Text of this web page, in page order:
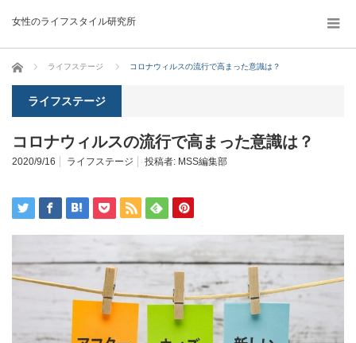
女性のライフスタイル研究所
ホーム ライフステージ コロナウィルスの流行で高まった意識は？
ライフステージ
コロナウィルスの流行で高まった意識は？
2020/9/16 ライフステージ 投稿者: MSS編集部